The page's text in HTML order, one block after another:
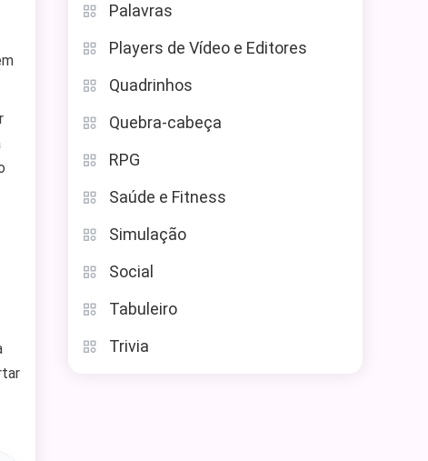
Palavras
Players de Vídeo e Editores
Quadrinhos
Quebra-cabeça
RPG
Saúde e Fitness
Simulação
Social
Tabuleiro
Trivia